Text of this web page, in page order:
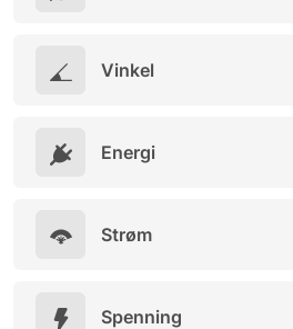
Vinkel
Energi
Strøm
Spenning